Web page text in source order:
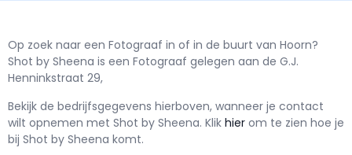
Op zoek naar een Fotograaf in of in de buurt van Hoorn?
Shot by Sheena is een Fotograaf gelegen aan de G.J.
Henninkstraat 29,
Bekijk de bedrijfsgegevens hierboven, wanneer je contact
wilt opnemen met Shot by Sheena. Klik hier om te zien hoe je
bij Shot by Sheena komt.